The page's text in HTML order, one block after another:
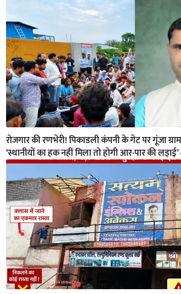
रोजगार की रणभेरी! पिकाडली कंपनी के गेट पर गूंजा
‘स्थानीयों का हक नहीं मिला तो होगी आर-पार की